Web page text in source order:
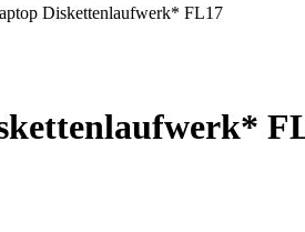
Diskettenlaufwerk* FL17